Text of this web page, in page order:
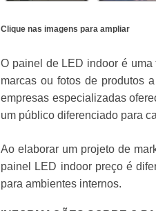
Clique nas imagens para ampliar
O painel de LED indoor é
marcas ou fotos de produtos
empresas especializadas
um público diferenciado para
Ao elaborar um projeto de
painel LED indoor preço é
para ambientes internos.